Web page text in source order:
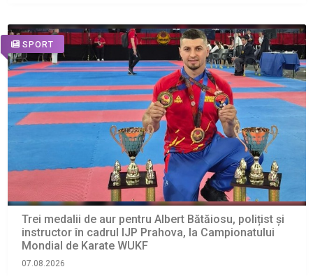
SPORT
Trei medalii de aur pentru Albert Bătăiosu, polițist și
instructor în cadrul IJP Prahova, la Campionatului
Mondial de Karate WUKF
07.08.2026